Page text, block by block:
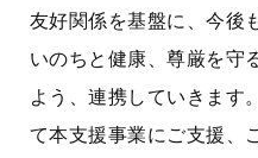
友好関係を基盤に、今後
いのちと健康、尊厳を守
よう、連携していきます
て本支援事業にご支援、